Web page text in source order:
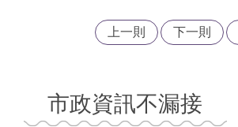
上一則 下一則
市政資訊不漏接